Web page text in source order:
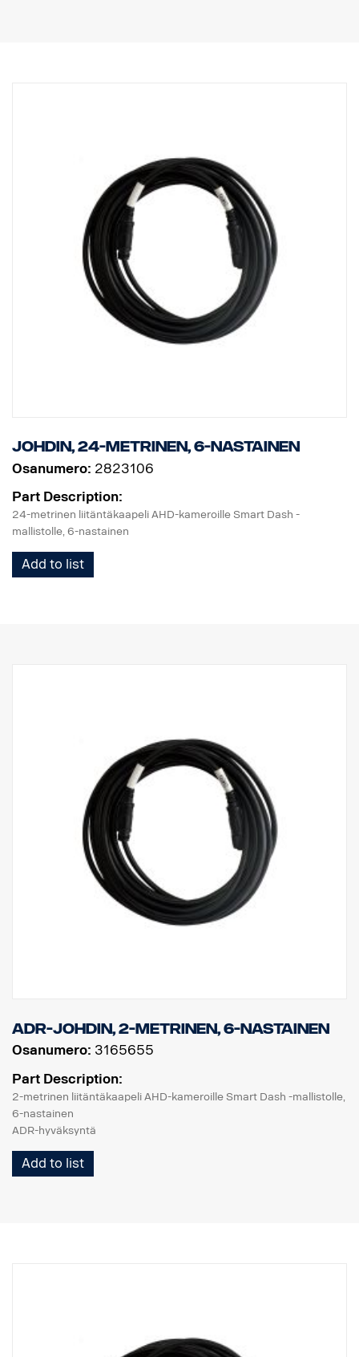
johdin, 24-metrinen, 6-nastainen
Osanumero: 2823106
Part Description:
24-metrinen liitäntäkaapeli AHD-kameroille Smart Dash -
mallistolle, 6-nastainen
Add to list
ADR-johdin, 2-metrinen, 6-nastainen
Osanumero: 3165655
Part Description:
2-metrinen liitäntäkaapeli AHD-kameroille Smart Dash -mallistolle,
6-nastainen
ADR-hyväksyntä
Add to list